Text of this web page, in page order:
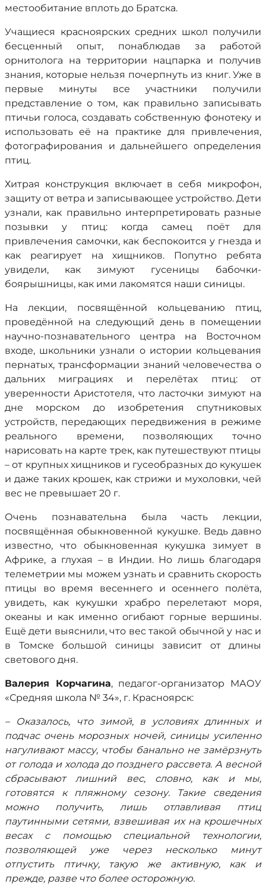
местообитание вплоть до Братска.
Учащиеся красноярских средних школ получили
бесценный опыт, понаблюдав за работой
орнитолога на территории нацпарка и получив
знания, которые нельзя почерпнуть из книг. Уже в
первые минуты все участники получили
представление о том, как правильно записывать
птичьи голоса, создавать собственную фонотеку и
использовать её на практике для привлечения,
фотографирования и дальнейшего определения
птиц.
Хитрая конструкция включает в себя микрофон,
защиту от ветра и записывающее устройство. Дети
узнали, как правильно интерпретировать разные
позывки у птиц: когда самец поёт для
привлечения самочки, как беспокоится у гнезда и
как реагирует на хищников. Попутно ребята
увидели, как зимуют гусеницы бабочки-
боярышницы, как ими лакомятся наши синицы.
На лекции, посвящённой кольцеванию птиц,
проведённой на следующий день в помещении
научно-познавательного центра на Восточном
входе, школьники узнали о истории кольцевания
пернатых, трансформации знаний человечества о
дальних миграциях и перелётах птиц: от
уверенности Аристотеля, что ласточки зимуют на
дне морском до изобретения спутниковых
устройств, передающих передвижения в режиме
реального времени, позволяющих точно
нарисовать на карте трек, как путешествуют птицы
– от крупных хищников и гусеобразных до кукушек
и даже таких крошек, как стрижи и мухоловки, чей
вес не превышает 20 г.
Очень познавательна была часть лекции,
посвящённая обыкновенной кукушке. Ведь давно
известно, что обыкновенная кукушка зимует в
Африке, а глухая – в Индии. Но лишь благодаря
телеметрии мы можем узнать и сравнить скорость
птицы во время весеннего и осеннего полёта,
увидеть, как кукушки храбро перелетают моря,
океаны и как именно огибают горные вершины.
Ещё дети выяснили, что вес такой обычной у нас и
в Томске большой синицы зависит от длины
светового дня.
Валерия Корчагина, педагог-организатор МАОУ
«Средняя школа № 34», г. Красноярск:
– Оказалось, что зимой, в условиях длинных и
подчас очень морозных ночей, синицы усиленно
нагуливают массу, чтобы банально не замёрзнуть
от голода и холода до позднего рассвета. А весной
сбрасывают лишний вес, словно, как и мы,
готовятся к пляжному сезону. Такие сведения
можно получить, лишь отлавливая птиц
паутинными сетями, взвешивая их на крошечных
весах с помощью специальной технологии,
позволяющей уже через несколько минут
отпустить птичку, такую же активную, как и
прежде, разве что более осторожную.